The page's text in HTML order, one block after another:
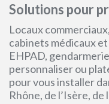
Solutions pour
Locaux
cabinets médicaux
EHPAD,
personnaliser ou
pour vous installer
Rhône, de l’Isère, de